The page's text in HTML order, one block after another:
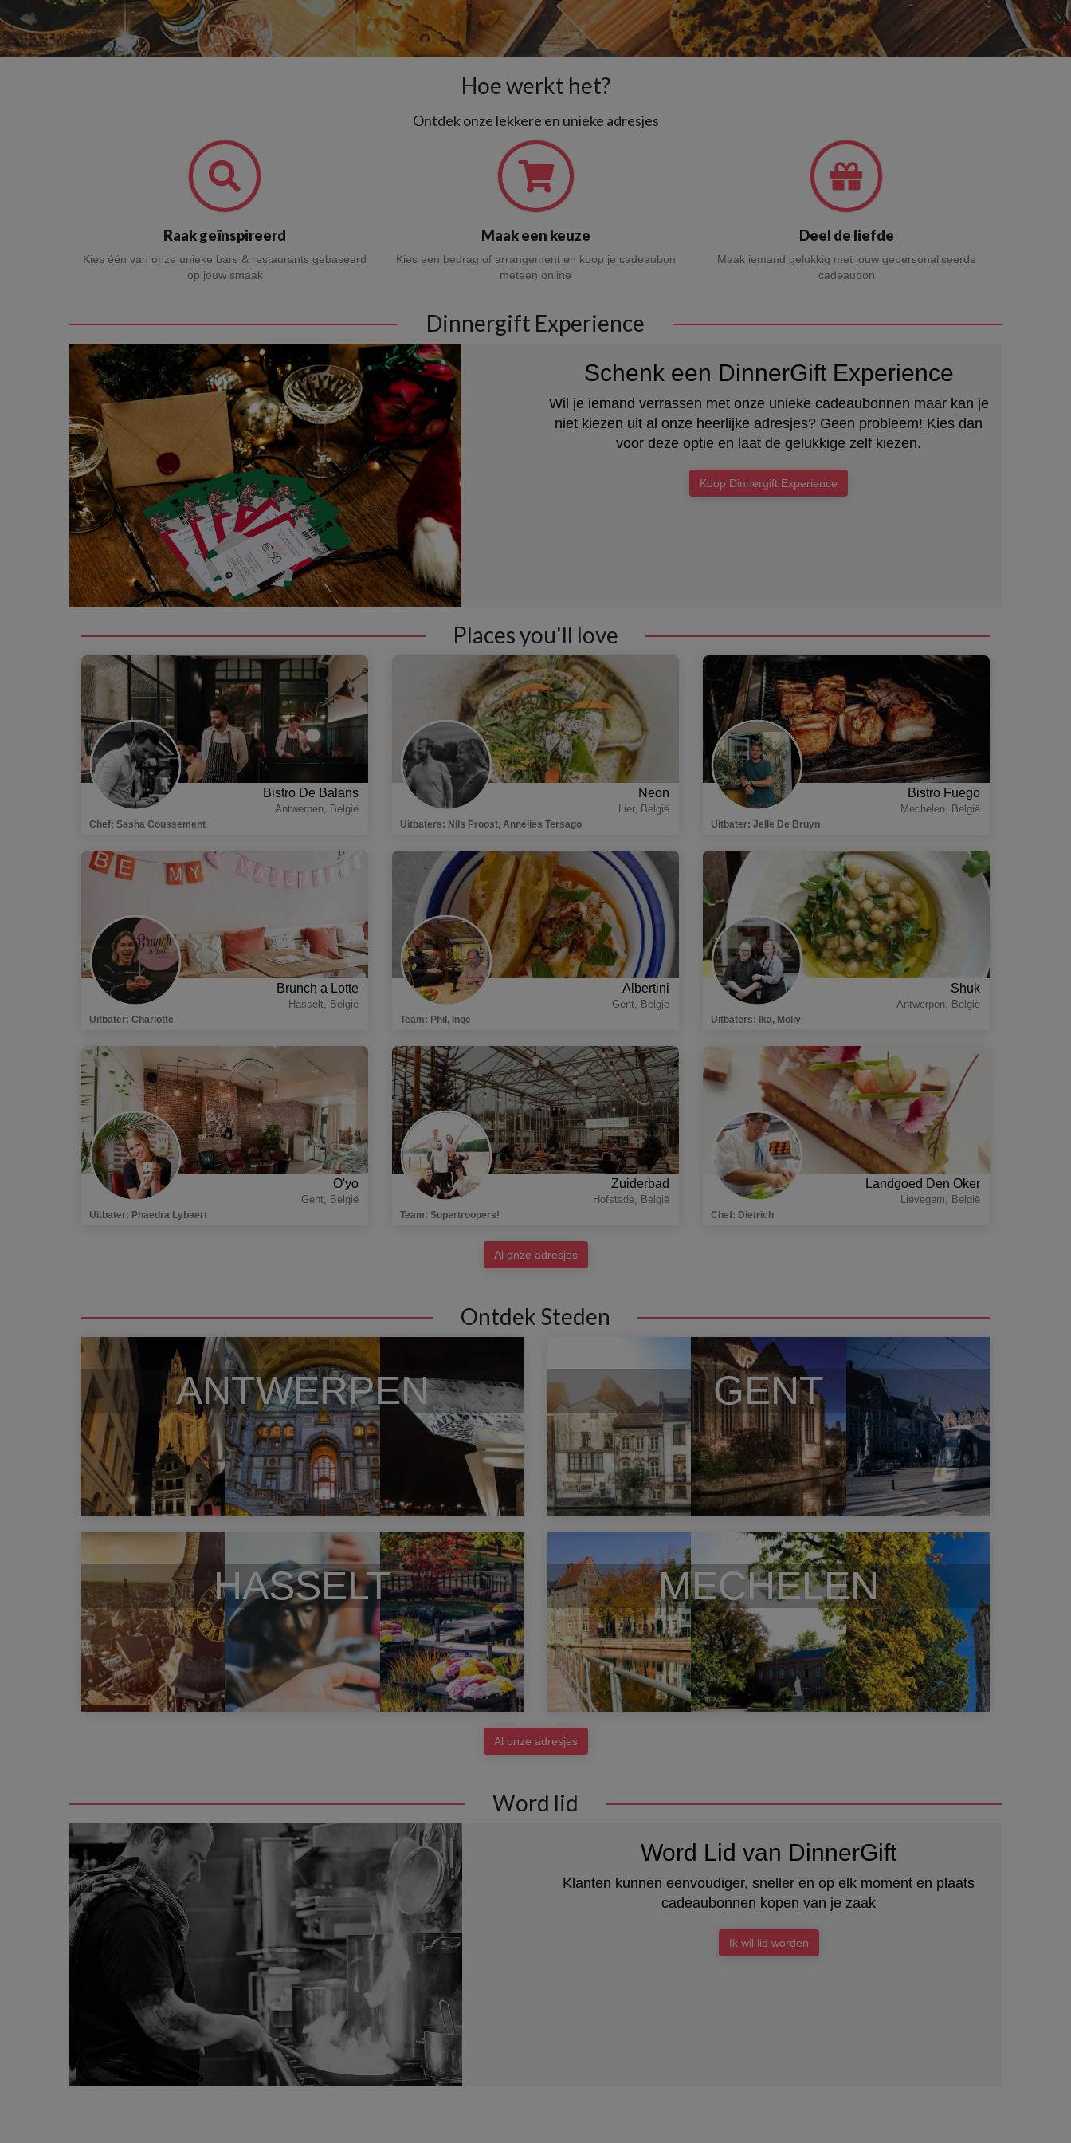
Hoe werkt het?
Ontdek onze lekkere en unieke adresjes
Raak geïnspireerd
Kies één van onze unieke bars & restaurants gebaseerd
op jouw smaak
Maak een keuze
Kies een bedrag of arrangement en koop je cadeaubon
meteen online
Deel de liefde
Maak iemand gelukkig met jouw gepersonaliseerde
cadeaubon
Dinnergift Experience
Schenk een DinnerGift Experience
Wil je iemand verrassen met onze unieke cadeaubonnen maar kan je
niet kiezen uit al onze heerlijke adresjes? Geen probleem! Kies dan
voor deze optie en laat de gelukkige zelf kiezen.
Koop Dinnergift Experience
Places you'll love
Bistro De Balans
Antwerpen, België
Chef: Sasha Coussement
Neon
Lier, België
Uitbaters: Nils Proost, Annelies Tersago
Bistro Fuego
Mechelen, België
Uitbater: Jelle De Bruyn
Brunch a Lotte
Hasselt, België
Uitbater: Charlotte
Albertini
Gent, België
Team: Phil, Inge
Shuk
Antwerpen, België
Uitbaters: Ika, Molly
O'yo
Gent, België
Uitbater: Phaedra Lybaert
Zuiderbad
Hofstade, België
Team: Supertroopers!
Landgoed Den Oker
Lievegem, België
Chef: Dietrich
Al onze adresjes
Ontdek Steden
ANTWERPEN GENT
HASSELT MECHELEN
Al onze adresjes
Word lid
Word Lid van DinnerGift
Klanten kunnen eenvoudiger, sneller en op elk moment en plaats
cadeaubonnen kopen van je zaak
Ik wil lid worden